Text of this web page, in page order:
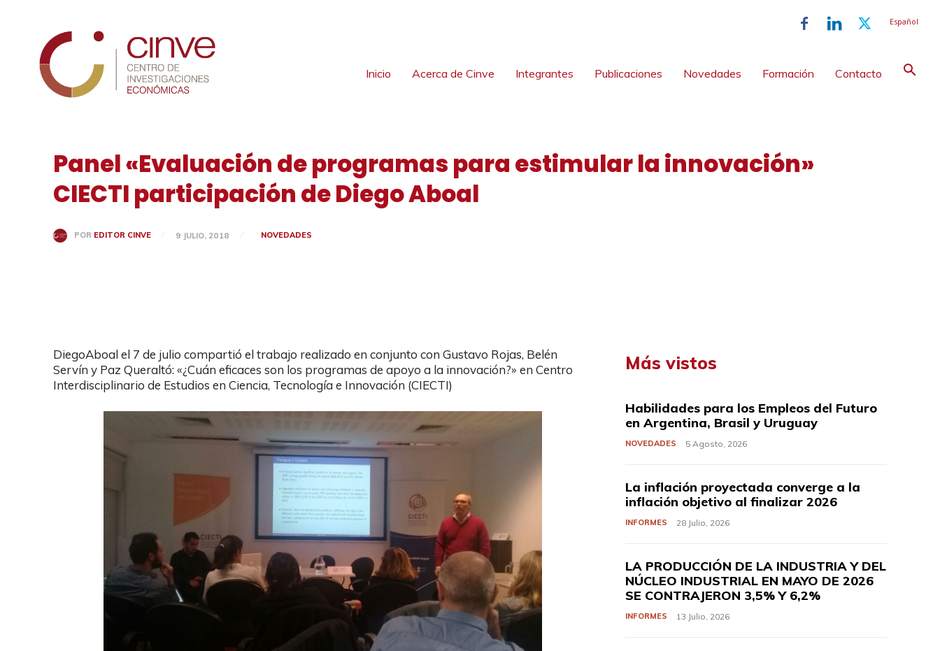
Español
Inicio Acerca de Cinve Integrantes Publicaciones Novedades Formación Contacto
Panel «Evaluación de programas para estimular la innovación»
CIECTI participación de Diego Aboal
POR EDITOR CINVE 9 JULIO, 2018 NOVEDADES
DiegoAboal el 7 de julio compartió el trabajo realizado en conjunto con Gustavo Rojas, Belén
Servín y Paz Queraltó: «¿Cuán eficaces son los programas de apoyo a la innovación?» en Centro
Interdisciplinario de Estudios en Ciencia, Tecnología e Innovación (CIECTI)
Más vistos
Habilidades para los Empleos del Futuro
en Argentina, Brasil y Uruguay
NOVEDADES 5 Agosto, 2026
La inflación proyectada converge a la
inflación objetivo al finalizar 2026
INFORMES 28 Julio, 2026
LA PRODUCCIÓN DE LA INDUSTRIA Y DEL
NÚCLEO INDUSTRIAL EN MAYO DE 2026
SE CONTRAJERON 3,5% Y 6,2%
INFORMES 13 Julio, 2026